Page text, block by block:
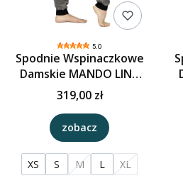
5.0
Spodnie Wspinaczkowe
Damskie MANDO LINA
POP - Szary
319,00 zł
zobacz
XS S M L XL